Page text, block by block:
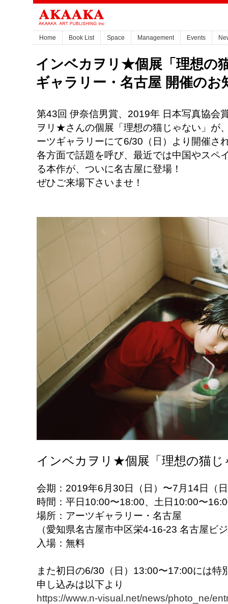
Home Book List Space Management Events
インベカヲリ★個展「理想の
ギャラリー・名古屋 開催のお
第43回 伊奈信男賞、2019年 日本写真協会
ヲリ★さんの個展「理想の猫じゃない」が
ーツギャラリーにて6/30（日）より開催さ
各方面で話題を呼び、最近では中国やスペ
る本作が、ついに名古屋に登場！
ぜひご来場下さいませ！
インベカヲリ★個展「理想の猫じ
会期：2019年6月30日（日）〜7月14日（
時間：平日10:00〜18:00、土日10:00〜
場所：アーツギャラリー・名古屋
（愛知県名古屋市中区栄4-16-23 名古屋ビ
入場：無料
また初日の6/30（日）13:00〜17:00には特
申し込みは以下より
https://www.n-visual.net/news/photo_ne/